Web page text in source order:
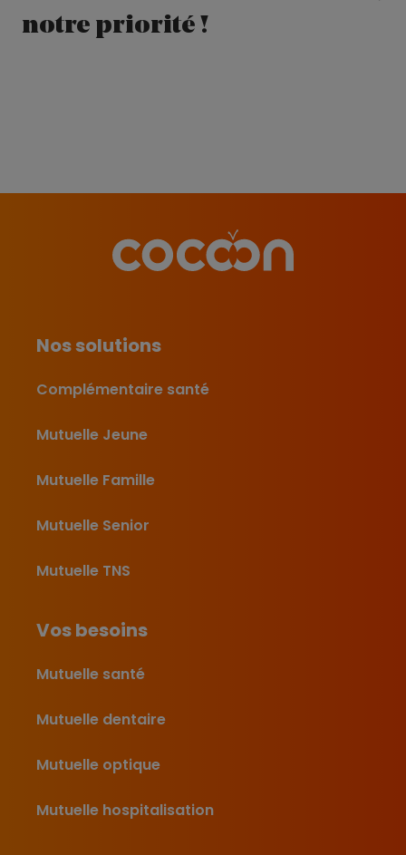
notre priorité !
Nos solutions
Complémentaire santé
Mutuelle Jeune
Mutuelle Famille
Mutuelle Senior
Mutuelle TNS
Vos besoins
Mutuelle santé
Mutuelle dentaire
Mutuelle optique
Mutuelle hospitalisation